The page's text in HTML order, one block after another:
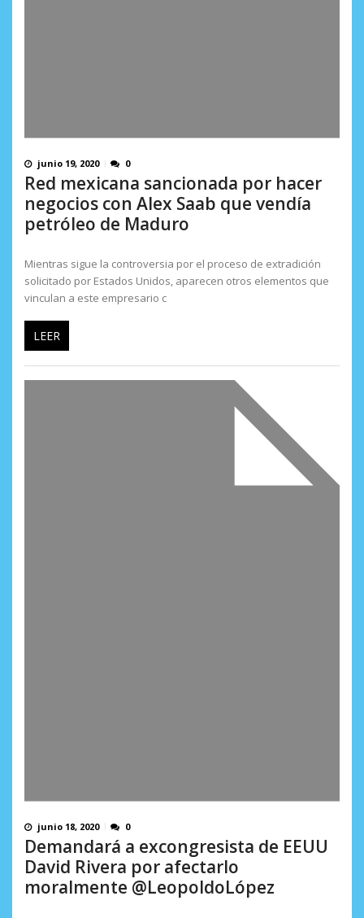
junio 19, 2020 0
Red mexicana sancionada por hacer
negocios con Alex Saab que vendía
petróleo de Maduro
Mientras sigue la controversia por el proceso de extradición
solicitado por Estados Unidos, aparecen otros elementos que
vinculan a este empresario c
LEER
junio 18, 2020 0
Demandará a excongresista de EEUU
David Rivera por afectarlo
moralmente @LeopoldoLópez